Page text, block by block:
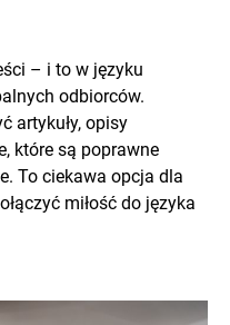
– i to w języku
odbiorców.
artykuły, opisy
które są poprawne
To ciekawa opcja dla
miłość do języka